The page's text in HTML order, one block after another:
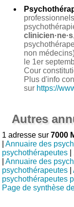
clinicien·ne·s,
non
le 1er
Cour
Plus d'info
sur https://
Autres
1 adresse sur7000
|Annuaire des
psychothérapeutes
|Annuaire des
psychothérapeutes |
psychothérapeutes
Page de synthèse